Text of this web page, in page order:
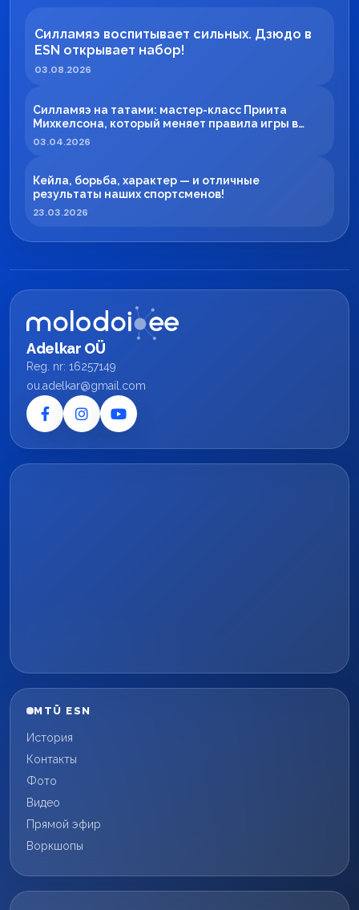
Силламяэ воспитывает сильных. Дзюдо в
ESN открывает набор!
03.08.2026
Силламяэ на татами: мастер-класс Приита
Михкелсона, который меняет правила игры в
регионе
03.04.2026
Кейла, борьба, характер — и отличные
результаты наших спортсменов!
23.03.2026
Adelkar OÜ
Reg. nr: 16257149
ou.adelkar@gmail.com
MTÜ ESN
История
Контакты
Фото
Видео
Прямой эфир
Воркшопы